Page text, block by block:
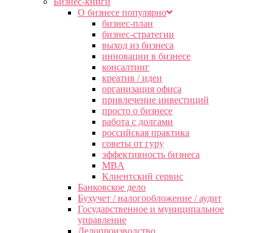
О бизнесе популярно
бизнес-план
бизнес-стратегии
выход из бизнеса
инновации в бизнесе
консалтинг
креатив / идеи
организация офиса
привлечение инвестиций
просто о бизнесе
работа с долгами
российская практика
советы от гуру
эффективность бизнеса
MBA
Клиентский сервис
Банковское дело
Бухучет / налогообложение / аудит
Государственное и муниципальное
управление
Делопроизводство